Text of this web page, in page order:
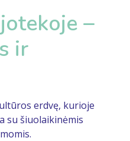
–
ir
erdvę, kurioje
su šiuolaikinėmis